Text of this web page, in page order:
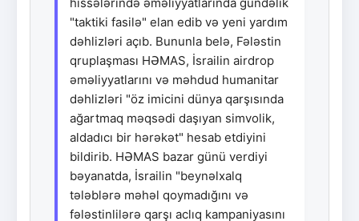
"taktiki fasilə" elan edib və yeni yardım
dəhlizləri açıb. Bununla belə, Fələstin
qruplaşması HƏMAS, İsrailin airdrop
əməliyyatlarını və məhdud humanitar
dəhlizləri "öz imicini dünya qarşısında
ağartmaq məqsədi daşıyan simvolik,
aldadıcı bir hərəkət" hesab etdiyini
bildirib. HƏMAS bazar günü verdiyi
bəyanatda, İsrailin "beynəlxalq
tələblərə məhəl qoymadığını və
fələstinlilərə qarşı aclıq kampaniyasını